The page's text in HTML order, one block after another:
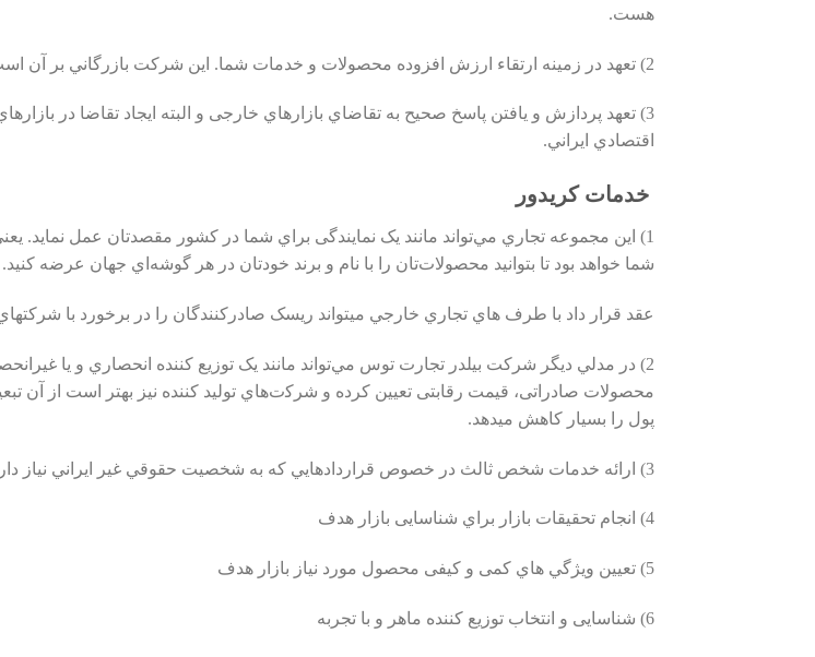
هست.
2) ﺗﻌﻬﺪ در زﻣﯿﻨﻪ ارﺗﻘﺎء ارزش اﻓﺰوده محصولات و خدمات شما. اين شرکت بازرگاني بر آن است تا بکوشد ﮐﻪ زﻣﯿﻨﻪﻫﺎﯾﯽ ﻏﯿﺮ از ﺑﺎزارﯾﺎﺑﯽ ﺑﯿﻦاﻟﻤﻠﻠﯽ را هم ﭘﻮﺷﺶ دهد.
3) تعهد ﭘﺮدازش و يافتن ﭘﺎﺳﺦ ﺻﺤﯿﺢ ﺑﻪ ﺗﻘﺎﺿﺎي ﺑﺎزارﻫﺎي ﺧﺎرﺟﯽ و البته اﯾﺠﺎد ﺗﻘﺎﺿﺎ در
اقتصادي ايراني.
خدمات کریدور
1) اين مجموعه تجاري مي‌تواند مانند ﯾﮏ ﻧﻤﺎﯾﻨﺪﮔﯽ براي شما در کشور مقصدتان عمل نمايد.
شما خواهد بود تا بتوانيد محصولات‌تان را با نام و برند خودتان در هر گوشه‌اي جهان عرضه کنيد.
عقد قرار داد با طرف هاي تجاري خارجي ميتواند ريسک صادرکنندگان را در برخورد با
2) در مدلي ديگر شرکت بيلدر تجارت توس مي‌تواند مانند ﯾﮏ ﺗﻮزﯾﻊ ﮐﻨﻨﺪه اﻧﺤﺼﺎري و ﯾﺎ
ﻣﺤﺼﻮﻻت ﺻﺎدراﺗﯽ، ﻗﯿﻤﺖ رﻗﺎﺑﺘﯽ ﺗﻌﯿﯿﻦ ﮐﺮده و ﺷﺮﮐت‌هاي ﺗﻮﻟﯿﺪ ﮐﻨﻨﺪه نيز بهتر است از آن
ﭘﻮل را بسيار کاهش ميدهد.
3) ارائه خدمات شخص ثالث در خصوص قراردادهايي که به شخصيت حقوقي غير ايراني نياز دارند.
4) انجام ﺗﺤﻘﯿﻘﺎت ﺑﺎزار ﺑﺮاي ﺷﻨﺎﺳﺎﯾﯽ ﺑﺎزار ﻫﺪف
5) ﺗﻌﯿﯿﻦ وﯾﮋگي هاي ﮐﻤﯽ و ﮐﯿﻔﯽ ﻣﺤﺼﻮل ﻣﻮرد ﻧﯿﺎز ﺑﺎزار ﻫﺪف
6) ﺷﻨﺎﺳﺎﯾﯽ و اﻧﺘﺨﺎب ﺗﻮزﯾﻊ ﮐﻨﻨﺪه ﻣﺎﻫﺮ و ﺑﺎ ﺗﺠﺮﺑﻪ